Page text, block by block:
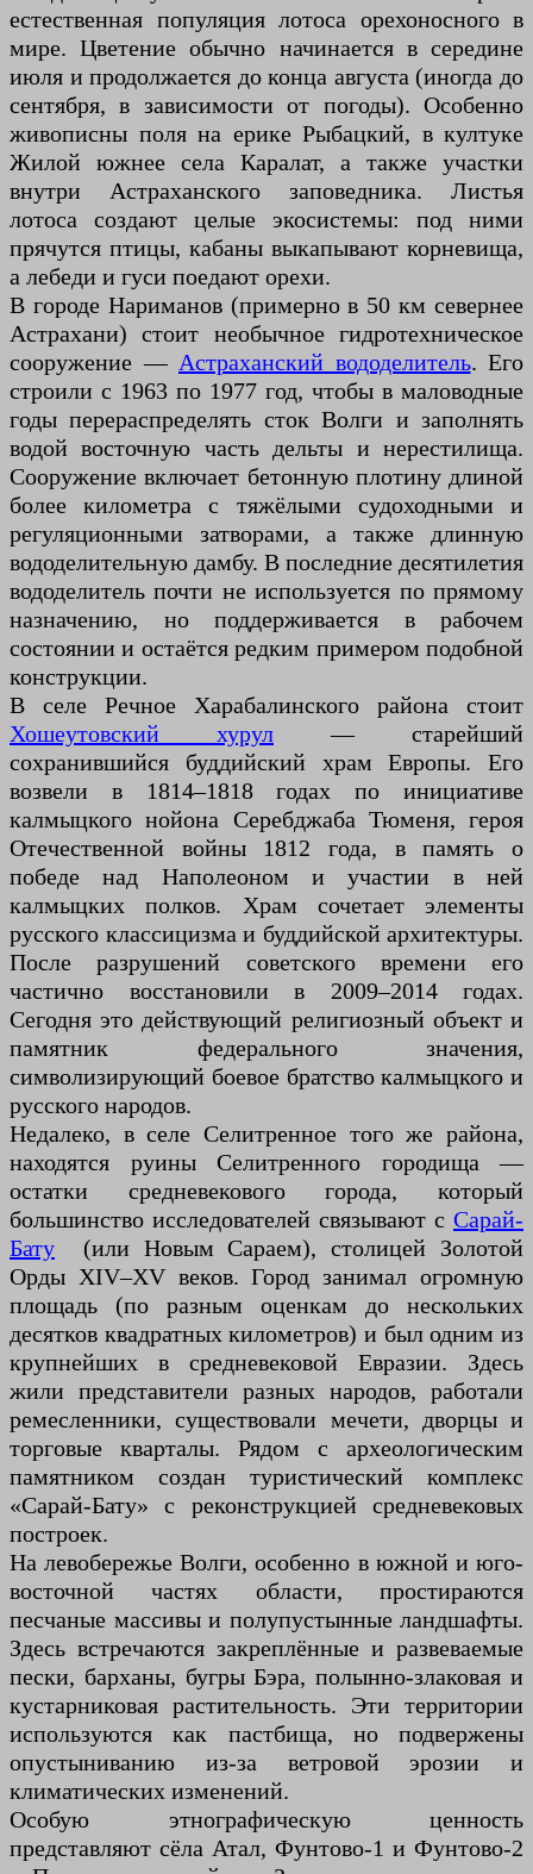
естественная популяция лотоса орехоносного в
мире. Цветение обычно начинается в середине
июля и продолжается до конца августа (иногда до
сентября, в зависимости от погоды). Особенно
живописны поля на ерике Рыбацкий, в култуке
Жилой южнее села Каралат, а также участки
внутри Астраханского заповедника. Листья
лотоса создают целые экосистемы: под ними
прячутся птицы, кабаны выкапывают корневища,
а лебеди и гуси поедают орехи.
В городе Нариманов (примерно в 50 км севернее
Астрахани) стоит необычное гидротехническое
сооружение — Астраханский вододелитель. Его
строили с 1963 по 1977 год, чтобы в маловодные
годы перераспределять сток Волги и заполнять
водой восточную часть дельты и нерестилища.
Сооружение включает бетонную плотину длиной
более километра с тяжёлыми судоходными и
регуляционными затворами, а также длинную
вододелительную дамбу. В последние десятилетия
вододелитель почти не используется по прямому
назначению, но поддерживается в рабочем
состоянии и остаётся редким примером подобной
конструкции.
В селе Речное Харабалинского района стоит
Хошеутовский хурул — старейший
сохранившийся буддийский храм Европы. Его
возвели в 1814–1818 годах по инициативе
калмыцкого нойона Серебджаба Тюменя, героя
Отечественной войны 1812 года, в память о
победе над Наполеоном и участии в ней
калмыцких полков. Храм сочетает элементы
русского классицизма и буддийской архитектуры.
После разрушений советского времени его
частично восстановили в 2009–2014 годах.
Сегодня это действующий религиозный объект и
памятник федерального значения,
символизирующий боевое братство калмыцкого и
русского народов.
Недалеко, в селе Селитренное того же района,
находятся руины Селитренного городища —
остатки средневекового города, который
большинство исследователей связывают с Сарай-
Бату (или Новым Сараем), столицей Золотой
Орды XIV–XV веков. Город занимал огромную
площадь (по разным оценкам до нескольких
десятков квадратных километров) и был одним из
крупнейших в средневековой Евразии. Здесь
жили представители разных народов, работали
ремесленники, существовали мечети, дворцы и
торговые кварталы. Рядом с археологическим
памятником создан туристический комплекс
«Сарай-Бату» с реконструкцией средневековых
построек.
На левобережье Волги, особенно в южной и юго-
восточной частях области, простираются
песчаные массивы и полупустынные ландшафты.
Здесь встречаются закреплённые и развеваемые
пески, барханы, бугры Бэра, полынно-злаковая и
кустарниковая растительность. Эти территории
используются как пастбища, но подвержены
опустыниванию из-за ветровой эрозии и
климатических изменений.
Особую этнографическую ценность
представляют сёла Атал, Фунтово-1 и Фунтово-2